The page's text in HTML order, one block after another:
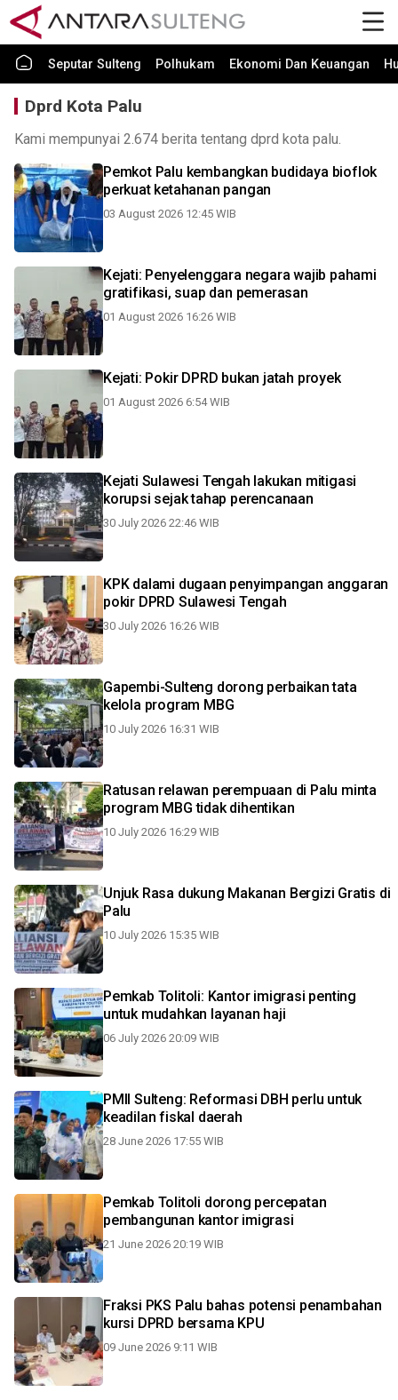
Seputar Sulteng Polhukam Ekonomi Dan Keuangan
Dprd Kota Palu
Kami mempunyai 2.674 berita tentang dprd kota palu.
Pemkot Palu kembangkan budidaya bioflok
perkuat ketahanan pangan
03 August 2026 12:45 WIB
Kejati: Penyelenggara negara wajib pahami
gratifikasi, suap dan pemerasan
01 August 2026 16:26 WIB
Kejati: Pokir DPRD bukan jatah proyek
01 August 2026 6:54 WIB
Kejati Sulawesi Tengah lakukan mitigasi
korupsi sejak tahap perencanaan
30 July 2026 22:46 WIB
KPK dalami dugaan penyimpangan anggaran
pokir DPRD Sulawesi Tengah
30 July 2026 16:26 WIB
Gapembi-Sulteng dorong perbaikan tata
kelola program MBG
10 July 2026 16:31 WIB
Ratusan relawan perempuaan di Palu minta
program MBG tidak dihentikan
10 July 2026 16:29 WIB
Unjuk Rasa dukung Makanan Bergizi Gratis di
Palu
10 July 2026 15:35 WIB
Pemkab Tolitoli: Kantor imigrasi penting
untuk mudahkan layanan haji
06 July 2026 20:09 WIB
PMII Sulteng: Reformasi DBH perlu untuk
keadilan fiskal daerah
28 June 2026 17:55 WIB
Pemkab Tolitoli dorong percepatan
pembangunan kantor imigrasi
21 June 2026 20:19 WIB
Fraksi PKS Palu bahas potensi penambahan
kursi DPRD bersama KPU
09 June 2026 9:11 WIB